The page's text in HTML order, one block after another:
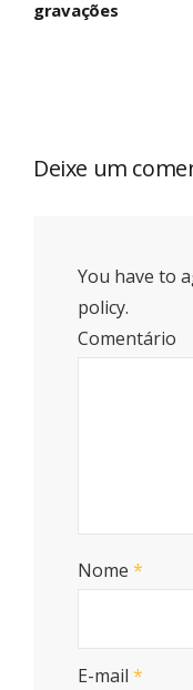
gravações
Deixe um
You have to
policy.
Comentário
Nome *
E-mail *